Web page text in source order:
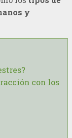
y
con los